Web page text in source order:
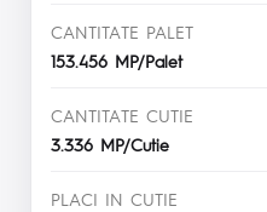
CANTITATE PALET
153.456 MP/Palet
CANTITATE CUTIE
3.336 MP/Cutie
PLACI IN CUTIE